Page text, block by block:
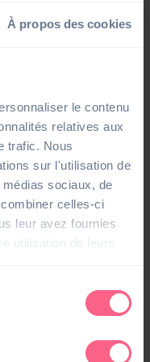
À propos des cookies
le contenu
relatives aux
trafic. Nous
sur l'utilisation de
sociaux, de
celles-ci
leur avez fournies
utilisation de leurs
de la réforme
et optimisez